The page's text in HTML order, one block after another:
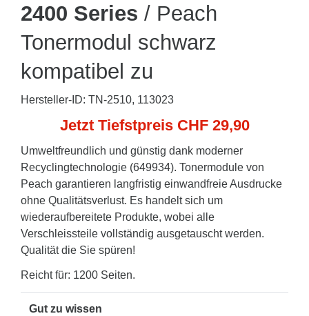
2400 Series / Peach
Tonermodul schwarz
kompatibel zu
Hersteller-ID: TN-2510, 113023
Jetzt Tiefstpreis CHF 29,90
Umweltfreundlich und günstig dank moderner
Recyclingtechnologie (649934). Tonermodule von
Peach garantieren langfristig einwandfreie Ausdrucke
ohne Qualitätsverlust. Es handelt sich um
wiederaufbereitete Produkte, wobei alle
Verschleissteile vollständig ausgetauscht werden.
Qualität die Sie spüren!
Reicht für: 1200 Seiten.
Gut zu wissen